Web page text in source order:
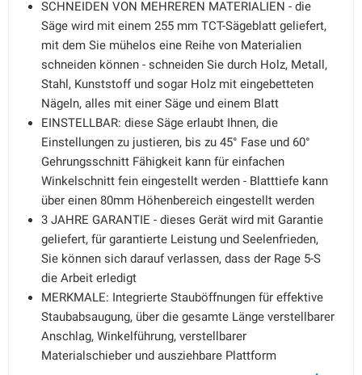
SCHNEIDEN VON MEHREREN MATERIALIEN - die
Säge wird mit einem 255 mm TCT-Sägeblatt geliefert,
mit dem Sie mühelos eine Reihe von Materialien
schneiden können - schneiden Sie durch Holz, Metall,
Stahl, Kunststoff und sogar Holz mit eingebetteten
Nägeln, alles mit einer Säge und einem Blatt
EINSTELLBAR: diese Säge erlaubt Ihnen, die
Einstellungen zu justieren, bis zu 45° Fase und 60°
Gehrungsschnitt Fähigkeit kann für einfachen
Winkelschnitt fein eingestellt werden - Blatttiefe kann
über einen 80mm Höhenbereich eingestellt werden
3 JAHRE GARANTIE - dieses Gerät wird mit Garantie
geliefert, für garantierte Leistung und Seelenfrieden,
Sie können sich darauf verlassen, dass der Rage 5-S
die Arbeit erledigt
MERKMALE: Integrierte Stauböffnungen für effektive
Staubabsaugung, über die gesamte Länge verstellbarer
Anschlag, Winkelführung, verstellbarer
Materialschieber und ausziehbare Plattform